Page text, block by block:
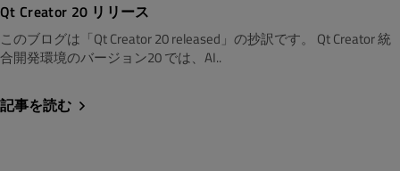
Qt Creator 20 リリース
このブログは「Qt Creator 20 released」の抄訳です。 Qt Creator 統
合開発環境のバージョン20 では、AI..
記事を読む